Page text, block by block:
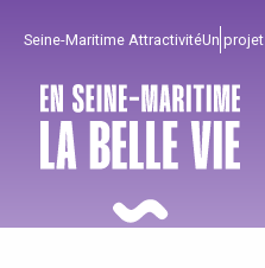
principal
Seine-Maritime AttractivitéUn